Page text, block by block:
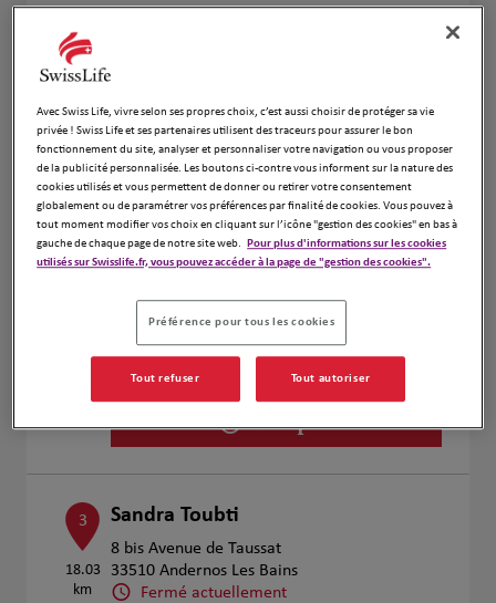
1
5.09 km
Fermé actuellement
Numéro
Voir plus
LIBER INVEST
1 place Roosevelt
33120 ARCACHON
Fermé actuellement
Numéro
Voir plus
3
18.03
km
Sandra Toubti
8 bis Avenue de Taussat
33510 Andernos Les Bains
Fermé actuellement
Avec Swiss Life, vivre selon ses propres choix, c’est aussi choisir de protéger sa vie
privée ! Swiss Life et ses partenaires utilisent des traceurs pour assurer le bon
fonctionnement du site, analyser et personnaliser votre navigation ou vous proposer
de la publicité personnalisée. Les boutons ci-contre vous informent sur la nature des
cookies utilisés et vous permettent de donner ou retirer votre consentement
globalement ou de paramétrer vos préférences par finalité de cookies. Vous pouvez à
tout moment modifier vos choix en cliquant sur l’icône "gestion des cookies" en bas à
gauche de chaque page de notre site web. Pour plus d'informations sur les cookies
utilisés sur Swisslife.fr, vous pouvez accéder à la page de "gestion des cookies".
Préférence pour tous les cookies
Tout refuser Tout autoriser